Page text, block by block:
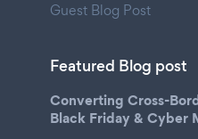
Guest Blog Post
Featured Blog post
Converting Cross-
Black Friday & Cyber